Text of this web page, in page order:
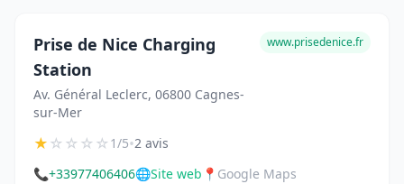
Prise de Nice Charging
Station
Av. Général Leclerc, 06800 Cagnes-
sur-Mer
www.prisedenice.fr
★☆☆☆☆1/5•2 avis
📞+33977406406🌐Site web 📍 Google Maps